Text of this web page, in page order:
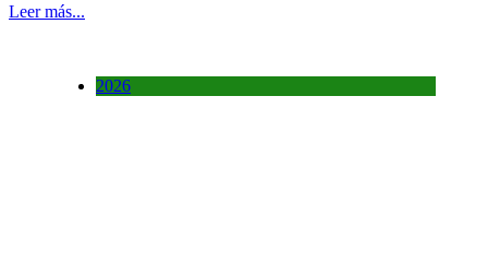
Leer más...
2026